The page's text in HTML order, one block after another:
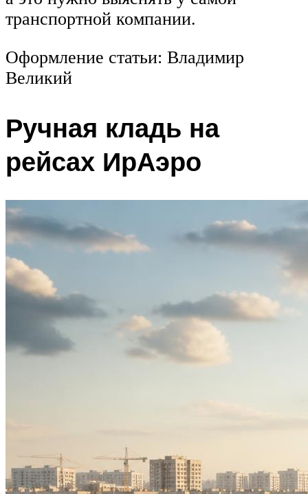
транспортной компании.
Оформление статьи: Владимир
Великий
Ручная кладь на
рейсах ИрАэро